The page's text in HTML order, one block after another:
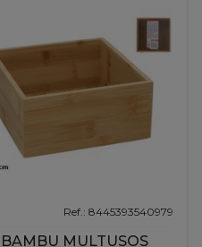
Ref.: 8445393540979
MULTUSOS